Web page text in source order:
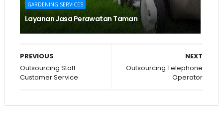
GARDENING SERVICES
Layanan Jasa Perawatan Taman
NEXT
Outsourcing Telephone
Operator
PREVIOUS
Outsourcing Staff
Customer Service